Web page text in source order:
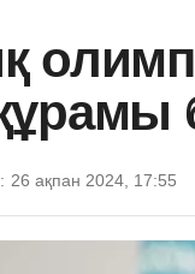
26 ақпан 2024, 17:55